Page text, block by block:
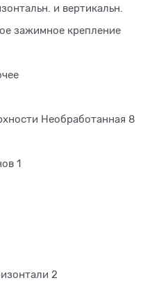
и вертикальн.
зажимное крепление
Необработанная 8
1
2